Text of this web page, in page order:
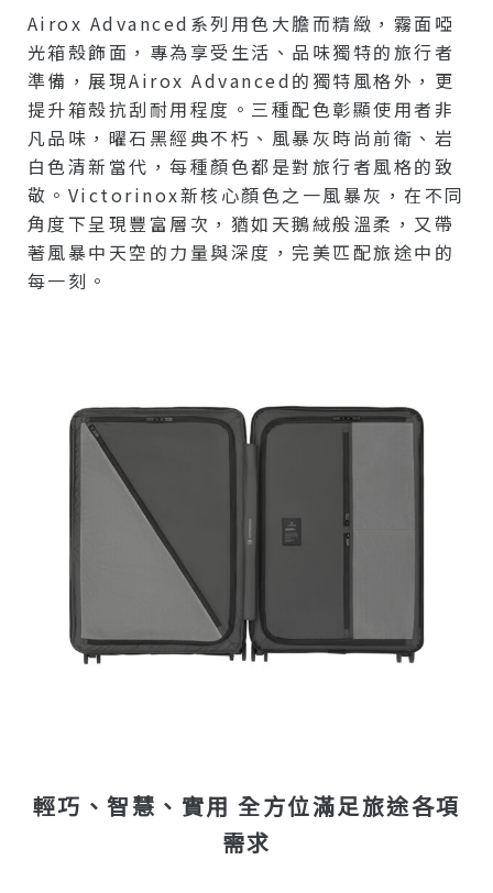
Airox Advanced系列用色大膽而精緻，霧面啞
光箱殼飾面，專為享受生活、品味獨特的旅行者
準備，展現Airox Advanced的獨特風格外，更
提升箱殼抗刮耐用程度。三種配色彰顯使用者非
凡品味，曜石黑經典不朽、風暴灰時尚前衛、岩
白色清新當代，每種顏色都是對旅行者風格的致
敬。Victorinox新核心顏色之一風暴灰，在不同
角度下呈現豐富層次，猶如天鵝絨般溫柔，又帶
著風暴中天空的力量與深度，完美匹配旅途中的
每一刻。
輕巧、智慧、實用 全方位滿足旅途各項
需求